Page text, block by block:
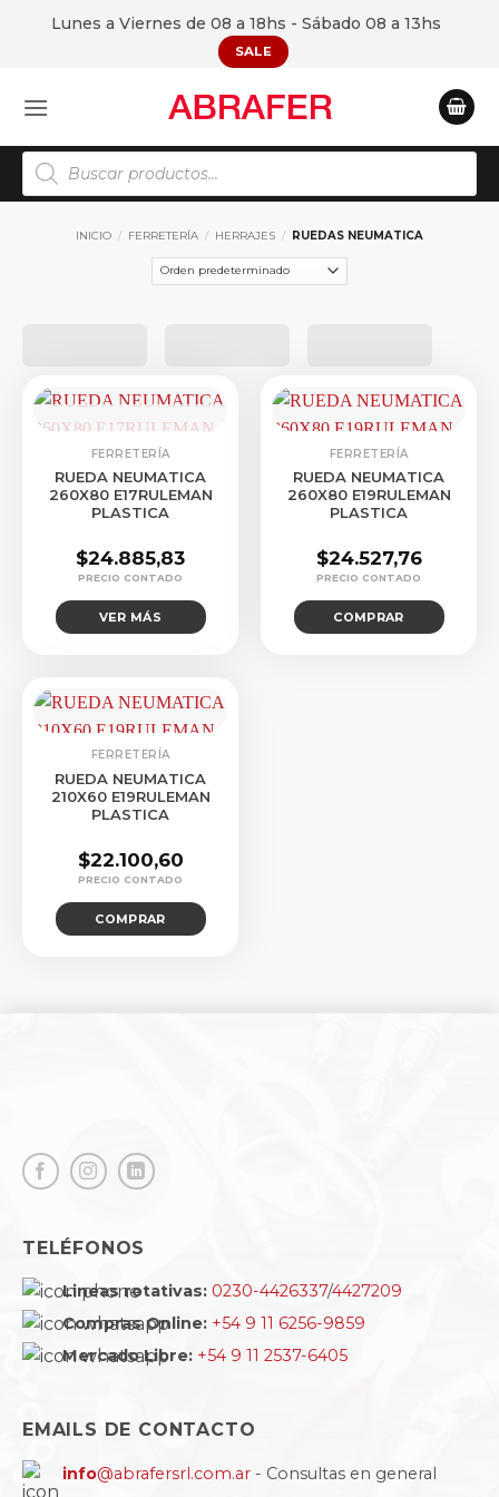
Lunes a Viernes de 08 a 18hs - Sábado 08 a 13hs
SALE
Búsqueda
de
productos
INICIO / FERRETERÍA / HERRAJES / RUEDAS NEUMATICA
FERRETERÍA
RUEDA NEUMATICA
260X80 E17RULEMAN
PLASTICA
$24.885,83
VER MÁS
FERRETERÍA
RUEDA NEUMATICA
260X80 E19RULEMAN
PLASTICA
$24.527,76
COMPRAR
FERRETERÍA
RUEDA NEUMATICA
210X60 E19RULEMAN
PLASTICA
$22.100,60
COMPRAR
TELÉFONOS
Lineas rotativas: 0230-4426337/4427209
Compras Online: +54 9 11 6256-9859
Mercado Libre: +54 9 11 2537-6405
EMAILS DE CONTACTO
info@abrafersrl.com.ar - Consultas en general